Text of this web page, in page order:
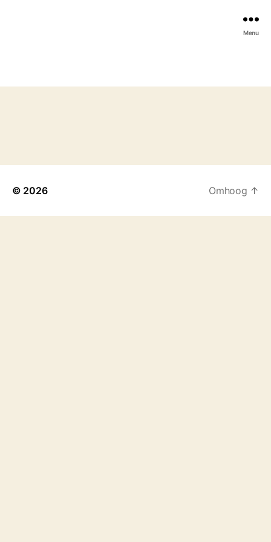
Menu
© 2026 Omhoog ↑